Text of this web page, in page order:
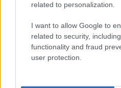
related to personalization.
I want to allow Google to
related to security,
functionality and fraud
user protection.